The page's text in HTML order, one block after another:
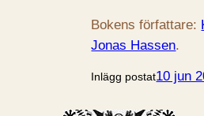
Bokens författare:
Jonas Hassen.
Inlägg postat10 jun